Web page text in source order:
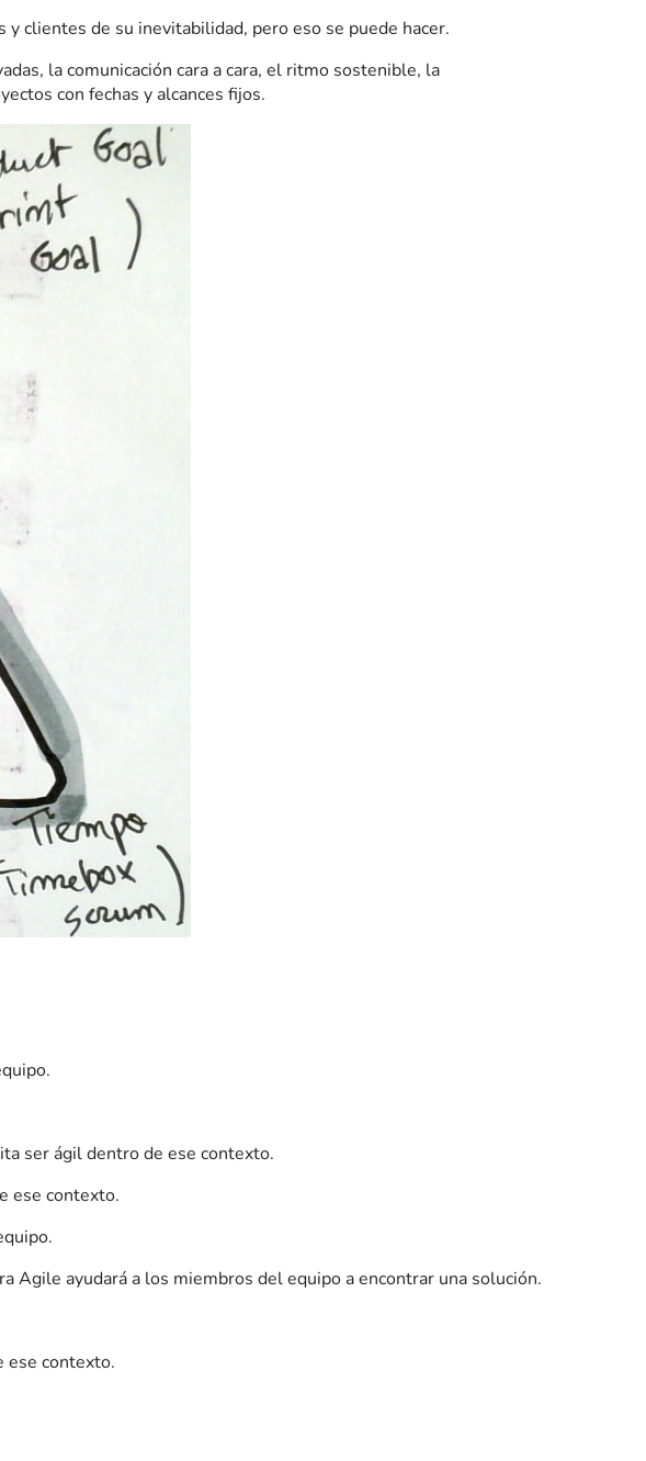
clientes de su inevitabilidad, pero eso se puede hacer.
la comunicación cara a cara, el ritmo sostenible, la
con fechas y alcances fijos.
ser ágil dentro de ese contexto.
ese contexto.
Agile ayudará a los miembros del equipo a encontrar una solución.
ese contexto.